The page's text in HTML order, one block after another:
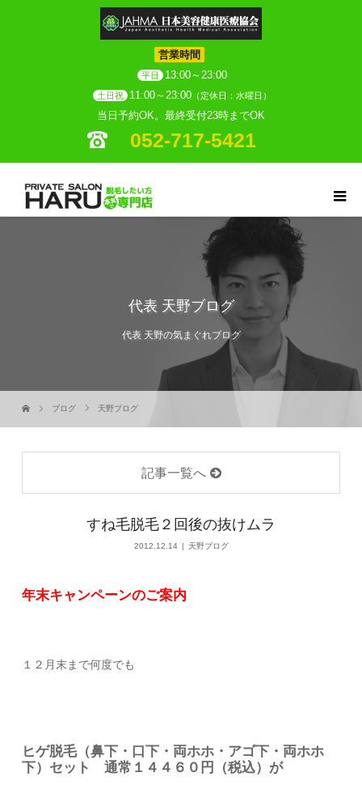
営業時間
平日 13:00～23:00
土日祝 11:00～23:00 （定休日：水曜日）
当日予約OK。最終受付23時までOK
052-717-5421
代表 天野ブログ
代表 天野の気まぐれブログ
ブログ 天野ブログ
記事一覧へ
すね毛脱毛２回後の抜けムラ
2012.12.14 天野ブログ
年末キャンペーンのご案内
１２月末まで何度でも
ヒゲ脱毛（鼻下・口下・両ホホ・アゴ下・両ホホ
下）セット 通常１４４６０円（税込）が